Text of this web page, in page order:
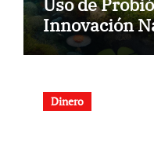
Innovación
Dinero